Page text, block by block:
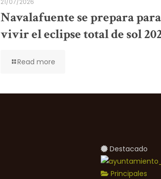
Navalafuente se prepara para
vivir el eclipse total de sol
Read more
Destacado
Principales